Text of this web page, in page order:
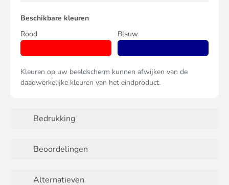
Beschikbare kleuren
Rood
Blauw
Kleuren op uw beeldscherm kunnen afwijken van de
daadwerkelijke kleuren van het eindproduct.
Bedrukking
Beoordelingen
Alternatieven